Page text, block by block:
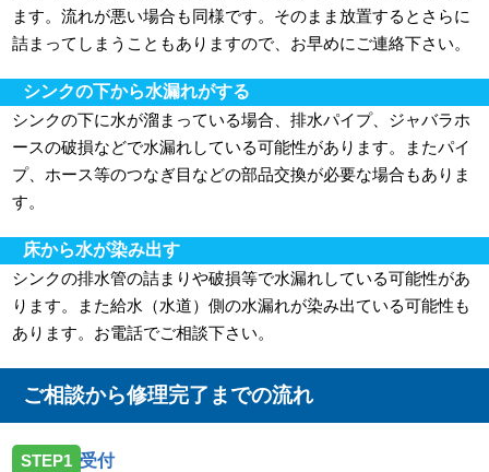
ます。流れが悪い場合も同様です。そのまま放置するとさらに
詰まってしまうこともありますので、お早めにご連絡下さい。
シンクの下から水漏れがする
シンクの下に水が溜まっている場合、排水パイプ、ジャバラホ
ースの破損などで水漏れしている可能性があります。またパイ
プ、ホース等のつなぎ目などの部品交換が必要な場合もありま
す。
床から水が染み出す
シンクの排水管の詰まりや破損等で水漏れしている可能性があ
ります。また給水（水道）側の水漏れが染み出ている可能性も
あります。お電話でご相談下さい。
ご相談から修理完了までの流れ
STEP1 受付